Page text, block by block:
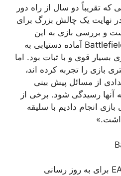
که تقریباً دو سال از راه دور
نهایت یک چالش بزرگ برای
و بررسی بازی به این
نتیجه رسیدیم که Battlefield 2042 آماده دستیابی به
بسیار قوی و با ثبات بود. اما
بازی را تجربه کرده اند،
از مسائل پیش بینی
آنها رسیدگی شود. برخی از
انجام دادیم با سلیقه
ویلسون همچنین بر تعهد EA برای به روز رسانی